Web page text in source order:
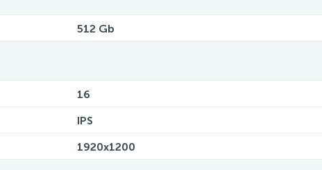
512 Gb
16
IPS
1920x1200